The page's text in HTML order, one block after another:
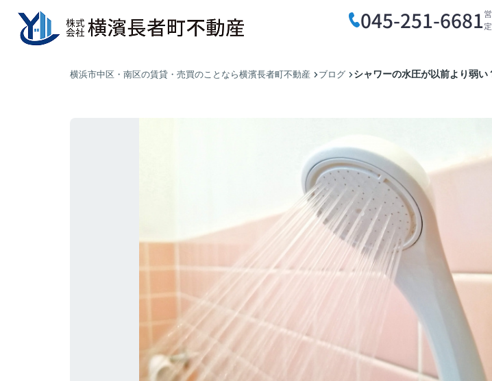
045-251-6681
横浜市中区・南区の賃貸・売買のことなら横濱長者町不動産 ブログ シャワーの水圧が以前より弱